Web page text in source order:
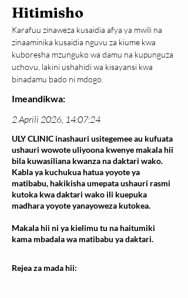
Hitimisho
Karafuu zinaweza kusaidia afya ya mwili na
zinaaminika kusaidia nguvu za kiume kwa
kuboresha mzunguko wa damu na kupunguza
uchovu, lakini ushahidi wa kisayansi kwa
binadamu bado ni mdogo.
Imeandikwa:
2 Aprili 2026, 14:07:24
ULY CLINIC inashauri usitegemee au kufuata
ushauri wowote uliyoona kwenye makala hii
bila kuwasiliana kwanza na daktari wako.
Kabla ya kuchukua hatua yoyote ya
matibabu, hakikisha umepata ushauri rasmi
kutoka kwa daktari wako ili kuepuka
madhara yoyote yanayoweza kutokea.
Makala hii ni ya kielimu tu na haitumiki
kama mbadala wa matibabu ya daktari.
Rejea za mada hii: